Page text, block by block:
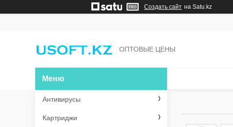
Создать сайт на Satu.kz
ОПТОВЫЕ ЦЕНЫ
Антивирусы
Картриджи